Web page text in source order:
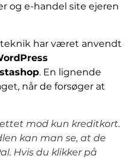
og e-handel site ejeren
har været anvendt
. En lignende
når de forsøger at
mod kun kreditkort.
kan man se, at de
Hvis du klikker på